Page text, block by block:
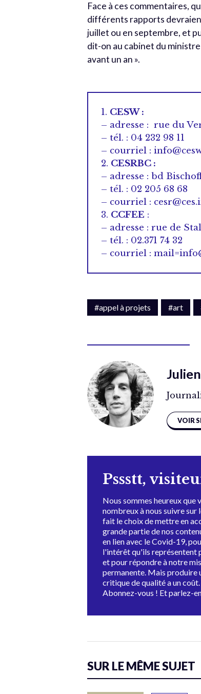
Face à ces commentaires,
différents rapports
juillet ou en septembre, et
dit-on au cabinet du
avant un an ».
1. CESW :
– adresse : rue du
– tél. : 04 232 98 11
– courriel :
2. CESRBC :
– adresse : bd
– tél. : 02 205 68 68
– courriel :
3. CCFEE :
– adresse : rue de
– tél. : 02.371 74 32
– courriel :
#appel à projets #art
VOIR
Pssstt,
Nous sommes heureux que
nombreux à nous suivre sur
fait le choix de mettre en
grande partie de nos
en lien avec le Covid-19,
l'intérêt qu'ils représentent
et pour répondre à notre
permanente. Mais produire
critique de qualité a un
Abonnez-vous ! Et parlez-
SUR LE MÊME SUJET